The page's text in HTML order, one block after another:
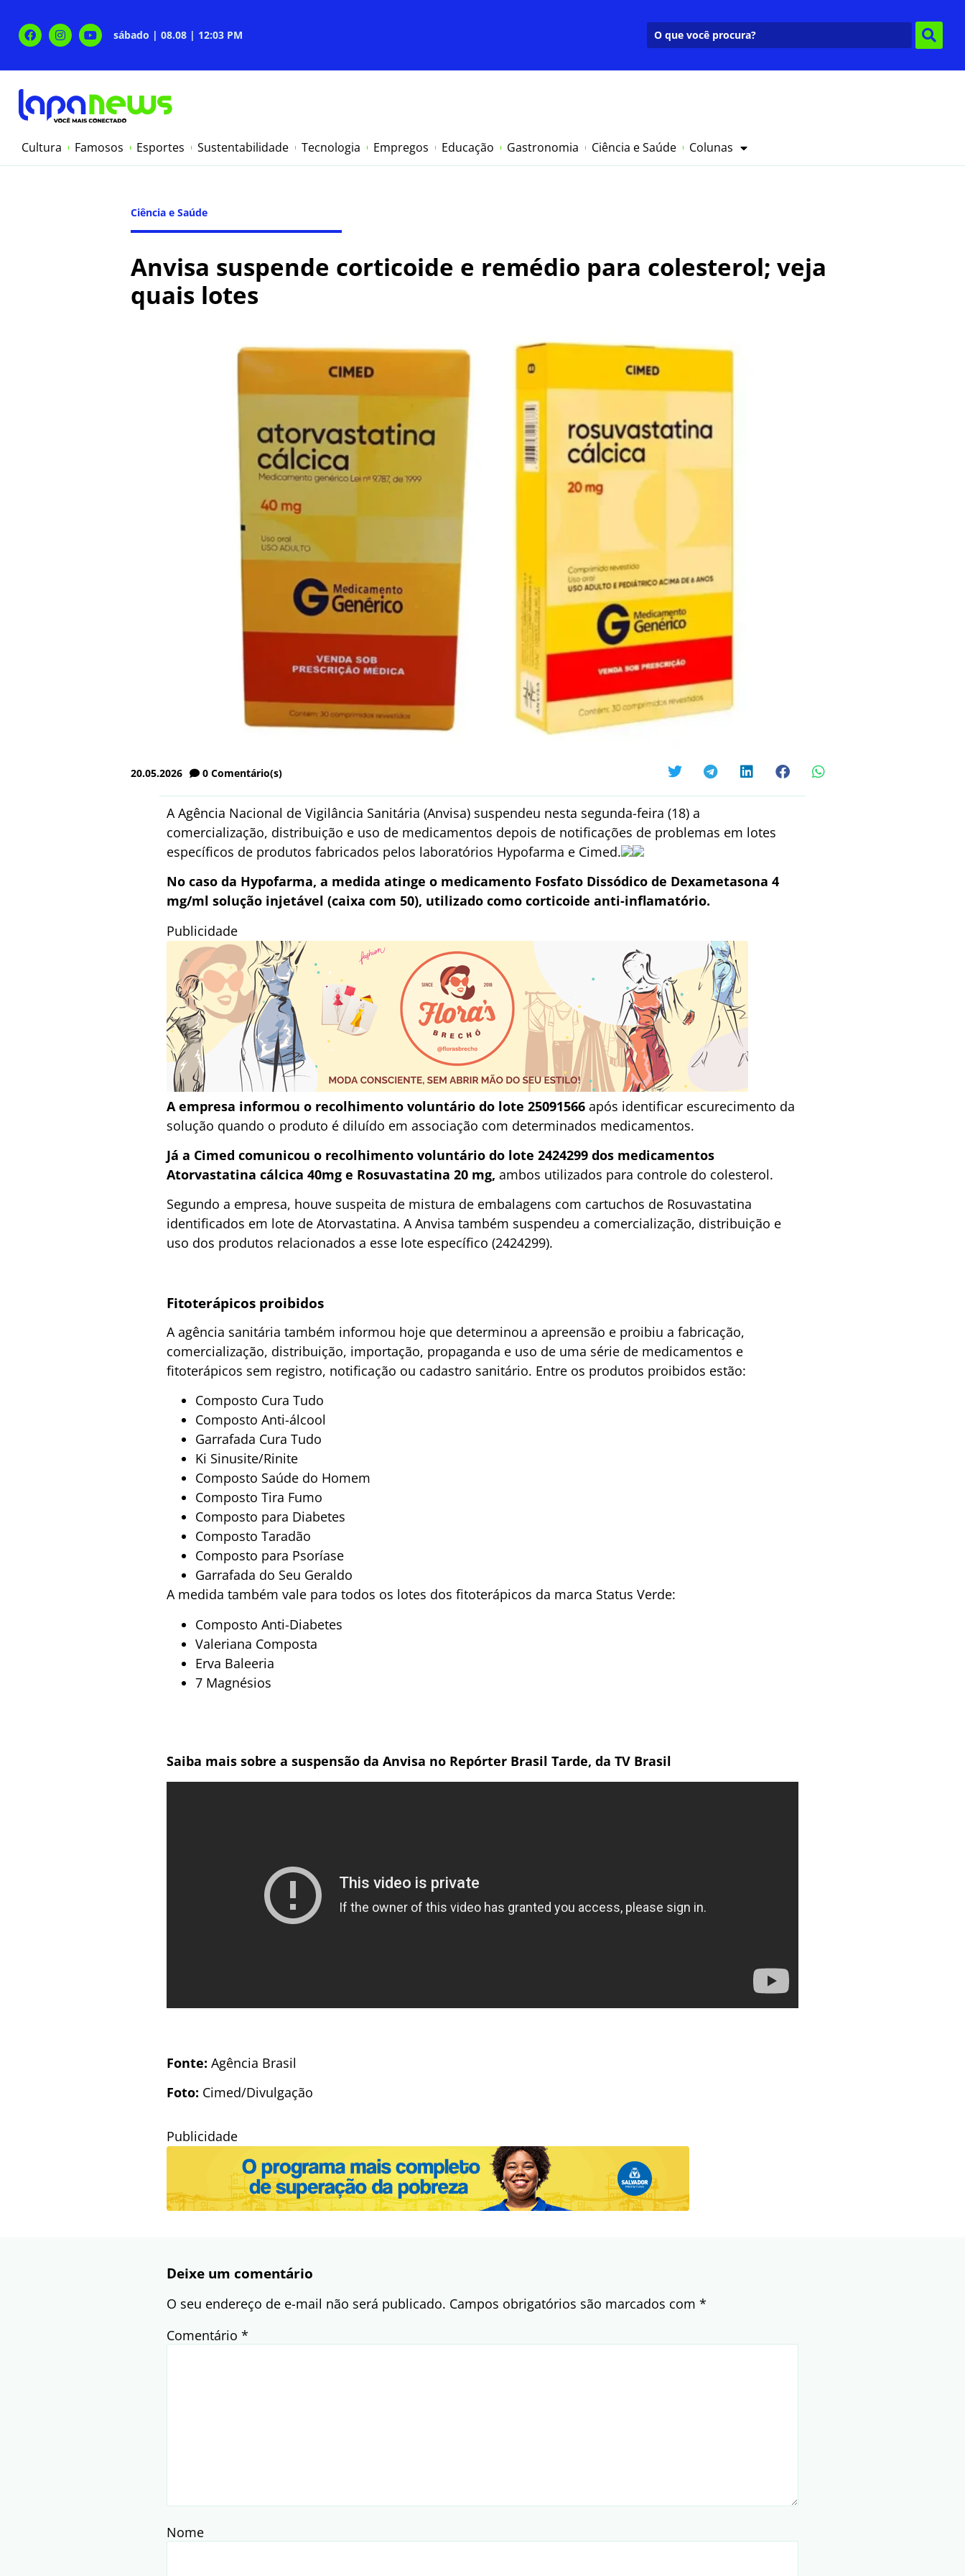
sábado | 08.08 | 12:03 PM
Cultura Famosos Esportes Sustentabilidade Tecnologia Empregos Educação Gastronomia Ciência e Saúde Colunas
Ciência e Saúde
Anvisa suspende corticoide e remédio para colesterol; veja
quais lotes
20.05.2026 0 Comentário(s)
A Agência Nacional de Vigilância Sanitária (Anvisa) suspendeu nesta segunda-feira (18) a
comercialização, distribuição e uso de medicamentos depois de notificações de problemas em lotes
específicos de produtos fabricados pelos laboratórios Hypofarma e Cimed.
No caso da Hypofarma, a medida atinge o medicamento Fosfato Dissódico de Dexametasona 4
mg/ml solução injetável (caixa com 50), utilizado como corticoide anti-inflamatório.
Publicidade
A empresa informou o recolhimento voluntário do lote 25091566 após identificar escurecimento da
solução quando o produto é diluído em associação com determinados medicamentos.
Já a Cimed comunicou o recolhimento voluntário do lote 2424299 dos medicamentos
Atorvastatina cálcica 40mg e Rosuvastatina 20 mg, ambos utilizados para controle do colesterol.
Segundo a empresa, houve suspeita de mistura de embalagens com cartuchos de Rosuvastatina
identificados em lote de Atorvastatina. A Anvisa também suspendeu a comercialização, distribuição e
uso dos produtos relacionados a esse lote específico (2424299).
Fitoterápicos proibidos
A agência sanitária também informou hoje que determinou a apreensão e proibiu a fabricação,
comercialização, distribuição, importação, propaganda e uso de uma série de medicamentos e
fitoterápicos sem registro, notificação ou cadastro sanitário. Entre os produtos proibidos estão:
Composto Cura Tudo
Composto Anti-álcool
Garrafada Cura Tudo
Ki Sinusite/Rinite
Composto Saúde do Homem
Composto Tira Fumo
Composto para Diabetes
Composto Taradão
Composto para Psoríase
Garrafada do Seu Geraldo
A medida também vale para todos os lotes dos fitoterápicos da marca Status Verde:
Composto Anti-Diabetes
Valeriana Composta
Erva Baleeria
7 Magnésios
Saiba mais sobre a suspensão da Anvisa no Repórter Brasil Tarde, da TV Brasil
Fonte: Agência Brasil
Foto: Cimed/Divulgação
Publicidade
Deixe um comentário
O seu endereço de e-mail não será publicado. Campos obrigatórios são marcados com *
Comentário *
Nome